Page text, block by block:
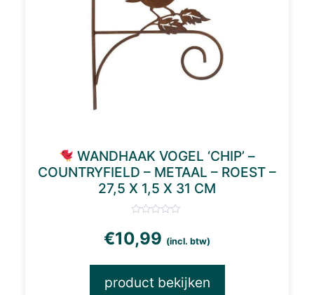
WANDHAAK VOGEL ‘CHIP’ –
COUNTRYFIELD – METAAL – ROEST –
27,5 X 1,5 X 31 CM
€10,99 (incl. btw)
product bekijken